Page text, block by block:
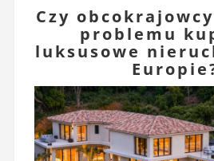
Czy
problemu
luksusowe